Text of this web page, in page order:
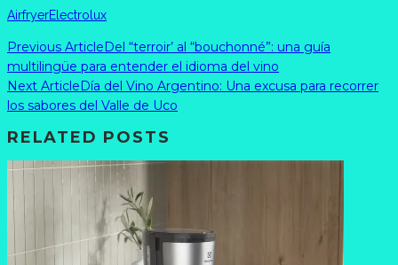
AirfryerElectrolux
Previous Article Del “terroir’ al “bouchonné”: una guía
multilingüe para entender el idioma del vino
Next Article Día del Vino Argentino: Una excusa para recorrer
los sabores del Valle de Uco
RELATED POSTS